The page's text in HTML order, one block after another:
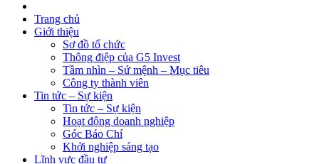
Trang chủ
Giới thiệu
Sơ đồ tổ chức
Thông điệp của G5 Invest
Tầm nhìn – Sứ mệnh – Mục tiêu
Công ty thành viên
Tin tức – Sự kiện
Tin tức – Sự kiện
Hoạt động doanh nghiệp
Góc Báo Chí
Khởi nghiệp sáng tạo
Lĩnh vực đầu tư